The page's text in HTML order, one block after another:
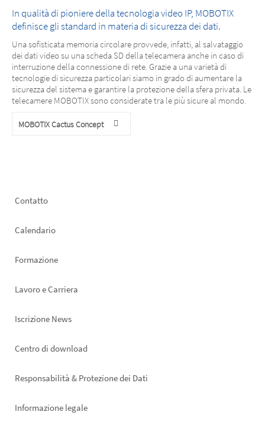
In qualità di pioniere della tecnologia video IP, MOBOTIX
definisce gli standard in materia di sicurezza dei dati.
Una sofisticata memoria circolare provvede, infatti, al salvataggio
dei dati video su una scheda SD della telecamera anche in caso di
interruzione della connessione di rete. Grazie a una varietà di
tecnologie di sicurezza particolari siamo in grado di aumentare la
sicurezza del sistema e garantire la protezione della sfera privata. Le
telecamere MOBOTIX sono considerate tra le più sicure al mondo.
MOBOTIX Cactus Concept
Footer
Contatto
Calendario
Formazione
Lavoro e Carriera
Iscrizione News
Footer
Centro di download
Responsabilità & Protezione dei Dati
Informazione legale